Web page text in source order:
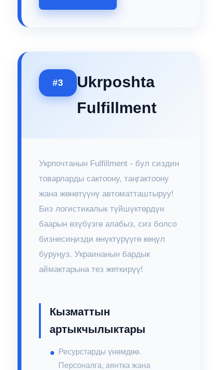
#3
Ukrposhta
Fulfillment
Укрпочтанын Fulfillment - бул сиздин
товарларды сактоону, таңгактоону
жана жөнөтүүнү автоматташтыруу!
Биз логистикалык түйшүктөрдүн
баарын өзүбүзгө алабыз, сиз болсо
бизнесиңизди өнүктүрүүгө көңүл
буруңуз. Украинанын бардык
аймактарына тез жеткирүү!
Кызматтын
артыкчылыктары
Ресурстарды үнөмдөө.
Персоналга, аянтка жана